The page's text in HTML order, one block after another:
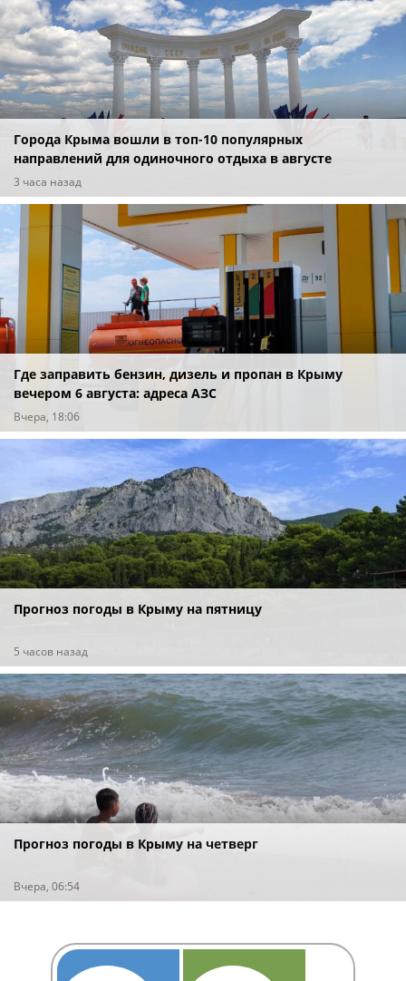
Города Крыма вошли в топ-10 популярных
направлений для одиночного отдыха в августе
3 часа назад
Где заправить бензин, дизель и пропан в Крыму
вечером 6 августа: адреса АЗС
Вчера, 18:06
Прогноз погоды в Крыму на пятницу
5 часов назад
Прогноз погоды в Крыму на четверг
Вчера, 06:54